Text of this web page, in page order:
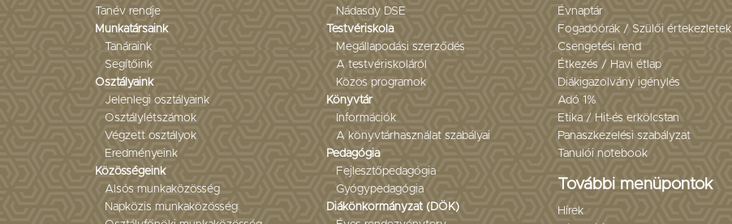
Tanév rendje
Munkatársaink
Tanáraink
Segítőink
Osztályaink
Jelenlegi osztályaink
Osztálylétszámok
Végzett osztályok
Eredményeink
Közösségeink
Alsós munkaközösség
Napközis munkaközösség
Nádasdy DSE
Testvériskola
Megállapodási szerződés
A testvériskoláról
Közös programok
Könyvtár
Információk
A könyvtárhasználat szabályai
Pedagógia
Fejlesztőpedagógia
Gyógypedagógia
Diákönkormányzat (DÖK)
Évnaptár
Fogadóórák / Szülői értekezletek
Csengetési rend
Étkezés / Havi étlap
Diákigazolvány igénylés
Adó 1%
Etika / Hit-és erkölcstan
Panaszkezelési szabályzat
Tanulói notebook
További menüpontok
Hírek